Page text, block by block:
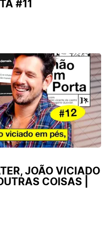
#11
JOÃO VICIADO
COISAS |